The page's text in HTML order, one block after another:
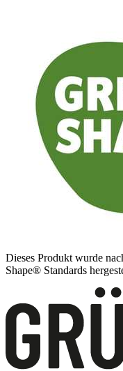
Dieses Produkt wurde
Shape® Standards